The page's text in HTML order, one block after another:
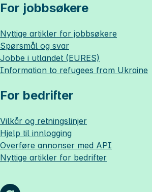
For jobbsøkere
Nyttige artikler for jobbsøkere
Spørsmål og svar
Jobbe i utlandet (EURES)
Information to refugees from Ukraine
For bedrifter
Vilkår og retningslinjer
Hjelp til innlogging
Overføre annonser med API
Nyttige artikler for bedrifter